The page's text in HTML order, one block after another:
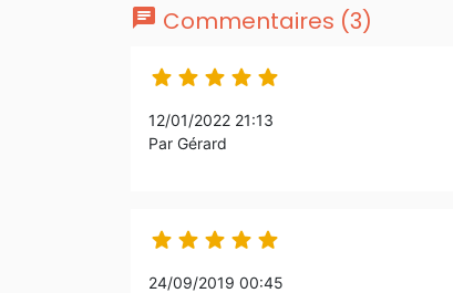
chat Commentaires (3)
    
12/01/2022 21:13
Par Gérard
    
24/09/2019 00:45